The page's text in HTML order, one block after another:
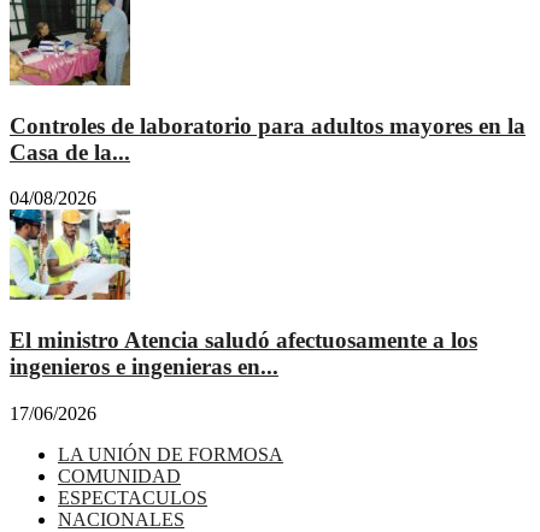
Controles de laboratorio para adultos mayores en la
Casa de la...
04/08/2026
El ministro Atencia saludó afectuosamente a los
ingenieros e ingenieras en...
17/06/2026
LA UNIÓN DE FORMOSA
COMUNIDAD
ESPECTACULOS
NACIONALES